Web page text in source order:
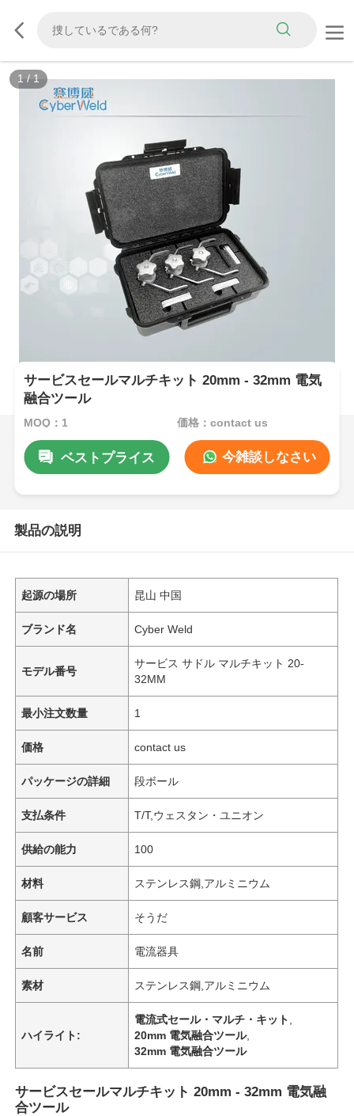
1 / 1
サービスセールマルチキット 20mm - 32mm 電気
融合ツール
MOQ：1 価格：contact us
ベストプライス 今雑談しなさい
製品の説明
起源の場所 昆山 中国
ブランド名 Cyber Weld
モデル番号
サービス サドル マルチキット 20-
32MM
最小注文数量 1
価格 contact us
パッケージの詳細 段ボール
支払条件 T/T,ウェスタン・ユニオン
供給の能力 100
材料 ステンレス鋼,アルミニウム
顧客サービス そうだ
名前 電流器具
素材 ステンレス鋼,アルミニウム
ハイライト:
電流式セール・マルチ・キット
20mm 電気融合ツール,
32mm 電気融合ツール
サービスセールマルチキット 20mm - 32mm 電気融
合ツール